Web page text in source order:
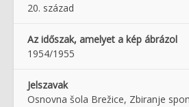
20. század
Az időszak, amelyet a kép ábrázol
1954/1955
Jelszavak
Osnovna šola Brežice, Zbiranje